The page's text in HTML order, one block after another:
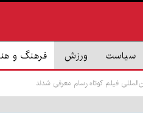
سیاست ورزش فرهنگ و
فیلم کوتاه رسام معرفی شدند